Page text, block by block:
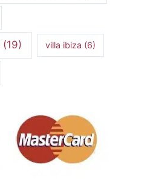
(19) villa ibiza (6)